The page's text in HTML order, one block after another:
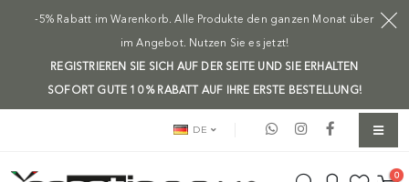
-5% Rabatt im Warenkorb. Alle Produkte den ganzen Monat über
im Angebot. Nutzen Sie es jetzt!
REGISTRIEREN SIE SICH AUF DER SEITE UND SIE ERHALTEN
SOFORT GUTE 10 % RABATT AUF IHRE ERSTE BESTELLUNG!
DE
0